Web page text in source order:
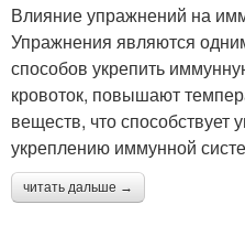
Влияние упражнений на
Упражнения являются
способов укрепить
кровоток, повышают
веществ, что способствует
укреплению иммунной
читать дальше →